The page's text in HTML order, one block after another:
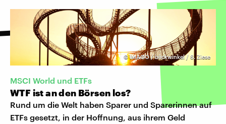
©IMAGO / blickwinkel / S. Ziese
MSCI World und ETFs
WTF ist an den Börsen los?
Rund um die Welt haben Sparer und Sparerinnen auf
ETFs gesetzt, in der Hoffnung, aus ihrem Geld